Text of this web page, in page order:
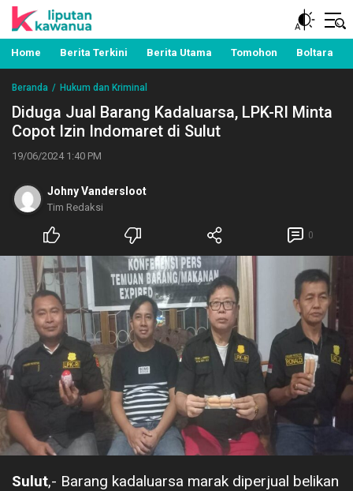
Liputan Kawanua
Berita Manado, Sulawesi Utara, Kawanua, Politik,
Pemerintahan, Hukum Kriminal dan Nasional
Home Berita Terkini Berita Utama Tomohon Boltara
Beranda Hukum dan Kriminal
Diduga Jual Barang Kadaluarsa, LPK-RI Minta
Copot Izin Indomaret di Sulut
19/06/2024 1:40 PM
Johny Vandersloot
Tim Redaksi
0
Sulut,- Barang kadaluarsa marak diperjual belikan